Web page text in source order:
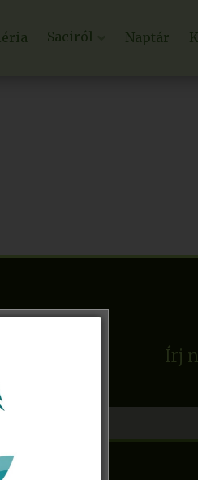
Saciról Naptár
Írj
cím